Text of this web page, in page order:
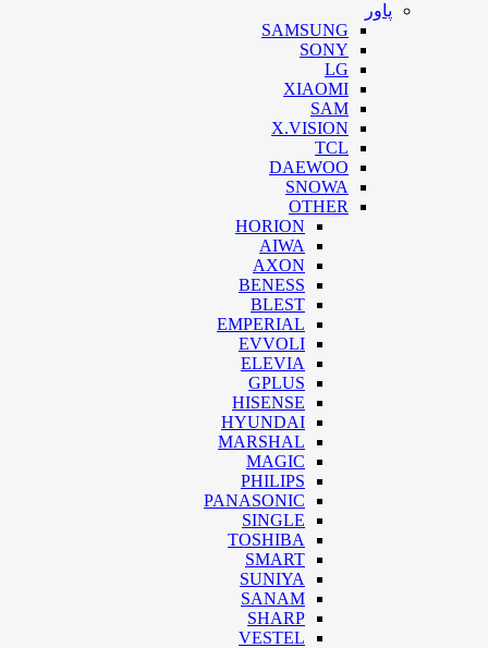
پاور
SAMSUNG
SONY
LG
XIAOMI
SAM
X.VISION
TCL
DAEWOO
SNOWA
OTHER
HORION
AIWA
AXON
BENESS
BLEST
EMPERIAL
EVVOLI
ELEVIA
GPLUS
HISENSE
HYUNDAI
MARSHAL
MAGIC
PHILIPS
PANASONIC
SINGLE
TOSHIBA
SMART
SUNIYA
SANAM
SHARP
VESTEL